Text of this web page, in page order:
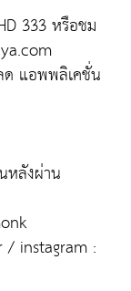
333 หรือชม
ด แอพพลิเคชั่น
หลังผ่าน
/ instagram :